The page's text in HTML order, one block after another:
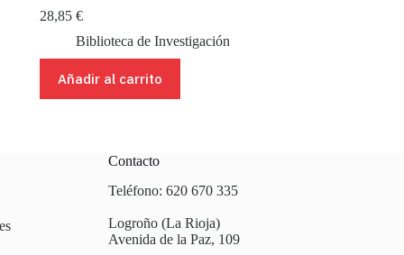
28,85 €
Biblioteca de Investigación
Añadir al carrito
Contacto
Teléfono: 620 670 335
Logroño (La Rioja)
Avenida de la Paz, 109